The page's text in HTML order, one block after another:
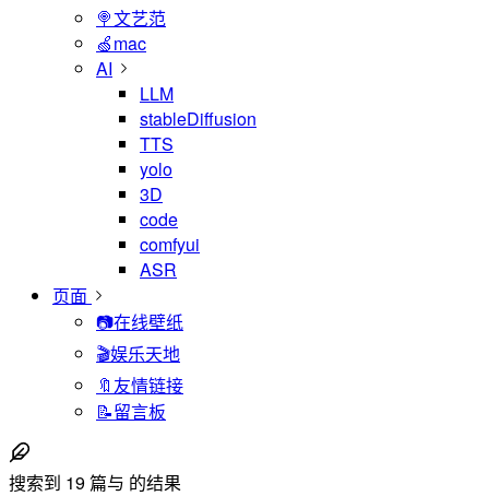
🍭文艺范
🍏mac
AI
LLM
stableDiffusion
TTS
yolo
3D
code
comfyui
ASR
页面
📷在线壁纸
🎬娱乐天地
🔖友情链接
📝留言板
搜索到 19篇与 的结果